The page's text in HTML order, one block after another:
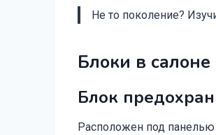
Не то поколение?
Блоки в салоне
Блок
Расположен под